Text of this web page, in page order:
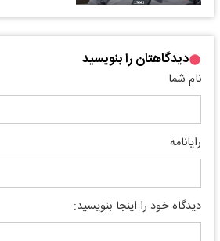
دیدگاهتان را بنویسید
نام شما
رایانامه
دیدگاه خود را اینجا بنویسید: